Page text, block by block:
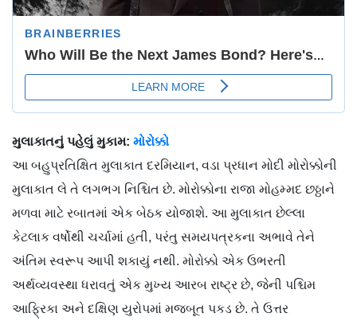
મુલાકાતનું પહેલું મુકામ: મોરોક્કો
આ બહુપ્રતિક્ષિત મુલાકાત દરમિયાન, વડા પ્રધાન મોદી મોરોક્કોની
મુલાકાત લે તે લગભગ નિશ્ચિત છે. મોરોક્કોના રાજા મોહમ્મદ છઠ્ઠાને
મળવા માટે રબાતમાં એક બેઠક યોજાશે. આ મુલાકાત છેલ્લા
કેટલાક વર્ષોથી ચર્ચામાં હતી, પરંતુ સમયપત્રકના અભાવે તેને
અંતિમ સ્વરૂપ આપી શકાયું નથી. મોરોક્કો એક ઉભરતી
અર્થવ્યવસ્થા ધરાવતું એક મુખ્ય આરબ રાષ્ટ્ર છે, જેની પશ્ચિમ
આફ્રિકા અને દક્ષિણ યુરોપમાં મજબૂત પકડ છે. તે ઉત્તર